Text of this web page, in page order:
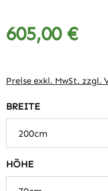
Regulärer Preis:
605,00 €
Preise exkl. MwSt. zzgl.
BREITEauswählen
HÖHEauswählen